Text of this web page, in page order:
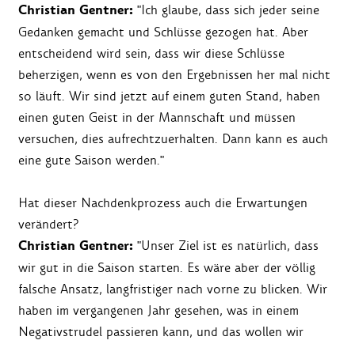
Christian Gentner: "Ich glaube, dass sich jeder seine
Gedanken gemacht und Schlüsse gezogen hat. Aber
entscheidend wird sein, dass wir diese Schlüsse
beherzigen, wenn es von den Ergebnissen her mal nicht
so läuft. Wir sind jetzt auf einem guten Stand, haben
einen guten Geist in der Mannschaft und müssen
versuchen, dies aufrechtzuerhalten. Dann kann es auch
eine gute Saison werden."
Hat dieser Nachdenkprozess auch die Erwartungen
verändert?
Christian Gentner: "Unser Ziel ist es natürlich, dass
wir gut in die Saison starten. Es wäre aber der völlig
falsche Ansatz, langfristiger nach vorne zu blicken. Wir
haben im vergangenen Jahr gesehen, was in einem
Negativstrudel passieren kann, und das wollen wir